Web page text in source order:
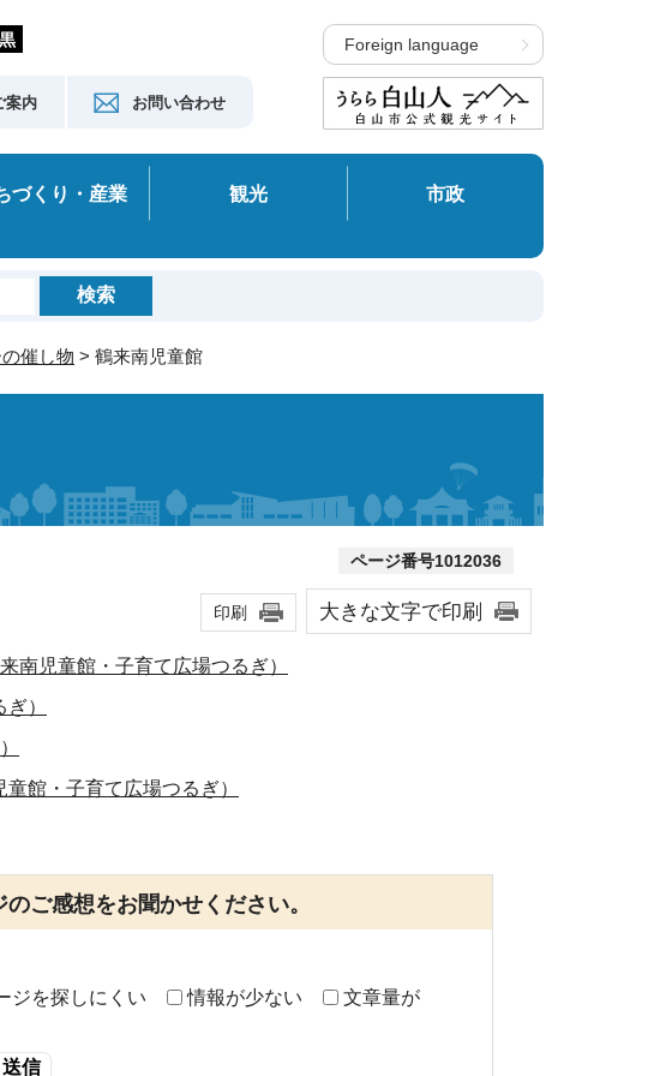
案内 お問い合わせ
Foreign language
づくり・産業 観光 市政
催し物 > 鶴来南児童館
ページ番号1012036
印刷 大きな文字で印刷
児童館・子育て広場つるぎ）
）
館・子育て広場つるぎ）
ご感想をお聞かせください。
ジを探しにくい 情報が少ない
文章量が
送信